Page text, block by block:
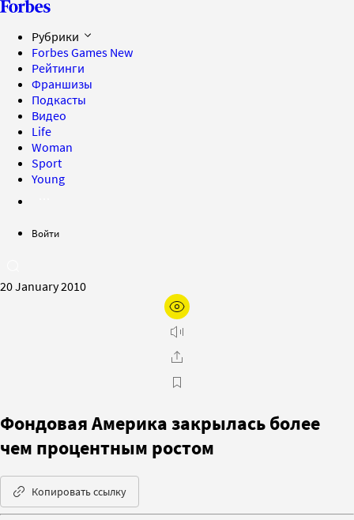
Рубрики
Forbes Games New
Рейтинги
Франшизы
Подкасты
Видео
Life
Woman
Sport
Young
Войти
20 January 2010
Фондовая Америка закрылась более
чем процентным ростом
Копировать ссылку